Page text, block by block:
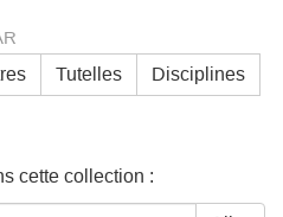
Tutelles Disciplines
cette collection :